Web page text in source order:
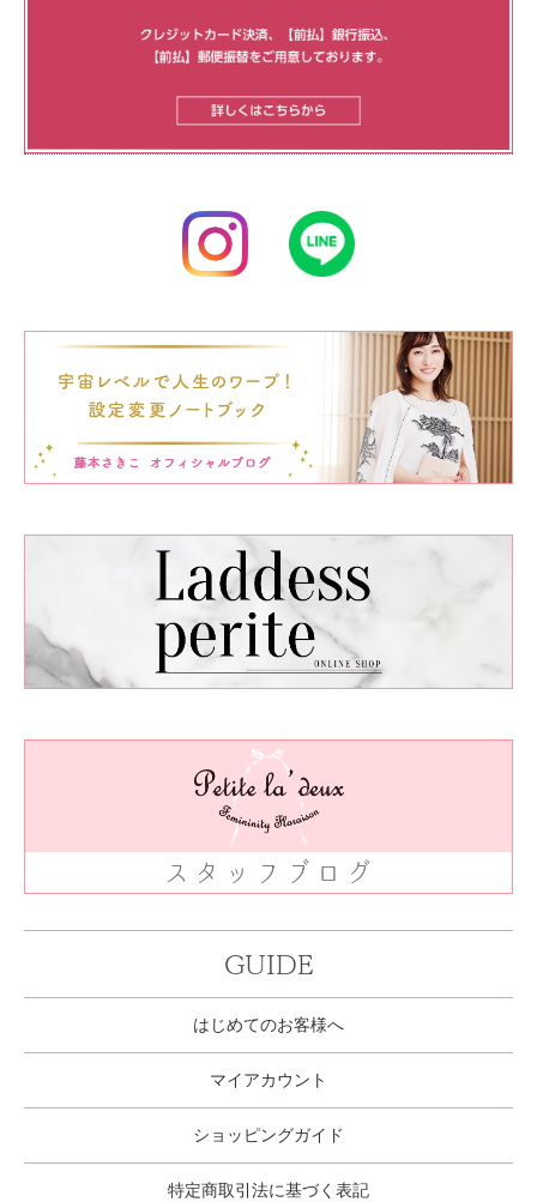
GUIDE
はじめてのお客様へ
マイアカウント
ショッピングガイド
特定商取引法に基づく表記